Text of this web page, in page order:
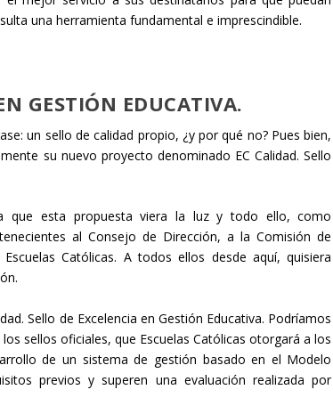
una herramienta fundamental e imprescindible.
GESTIÓN EDUCATIVA.
un sello de calidad propio, ¿y por qué no? Pues bien,
su nuevo proyecto denominado EC Calidad. Sello
que esta propuesta viera la luz y todo ello, como
al Consejo de Dirección, a la Comisión de
Católicas. A todos ellos desde aquí, quisiera
Sello de Excelencia en Gestión Educativa. Podríamos
sellos oficiales, que Escuelas Católicas otorgará a los
de un sistema de gestión basado en el Modelo
previos y superen una evaluación realizada por